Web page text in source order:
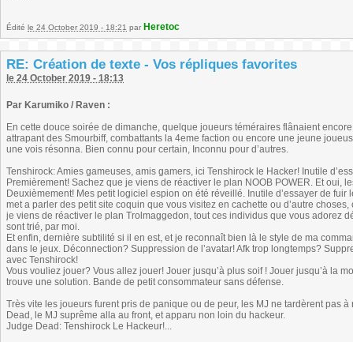
Édité le 24 October 2019 - 18:21 par Heretoc
RE: Création de texte - Vos répliques favorites
le 24 October 2019 - 18:13
Par Karumiko / Raven :
En cette douce soirée de dimanche, quelque joueurs téméraires flânaient
attrapant des Smourbiff, combattants la 4eme faction ou encore une jeune
une vois résonna. Bien connu pour certain, Inconnu pour d’autres.
Tenshirock: Amies gameuses, amis gamers, ici Tenshirock le Hacker! Inutile
Premièrement! Sachez que je viens de réactiver le plan NOOB POWER. Et oui,
Deuxièmement! Mes petit logiciel espion on été réveillé. Inutile d’essayer de
met a parler des petit site coquin que vous visitez en cachette ou d’autre
je viens de réactiver le plan Trolmaggedon, tout ces individus que vous adorez
sont trié, par moi.
Et enfin, dernière subtilité si il en est, et je reconnaît bien là le style de ma
dans le jeux. Déconnection? Suppression de l’avatar! Afk trop longtemps?
avec Tenshirock!
Vous vouliez jouer? Vous allez jouer! Jouer jusqu’à plus soif ! Jouer jusqu’à la
trouve une solution. Bande de petit consommateur sans défense.
Très vite les joueurs furent pris de panique ou de peur, les MJ ne tardèrent pas
Dead, le MJ suprême alla au front, et apparu non loin du hackeur.
Judge Dead: Tenshirock Le Hackeur!...